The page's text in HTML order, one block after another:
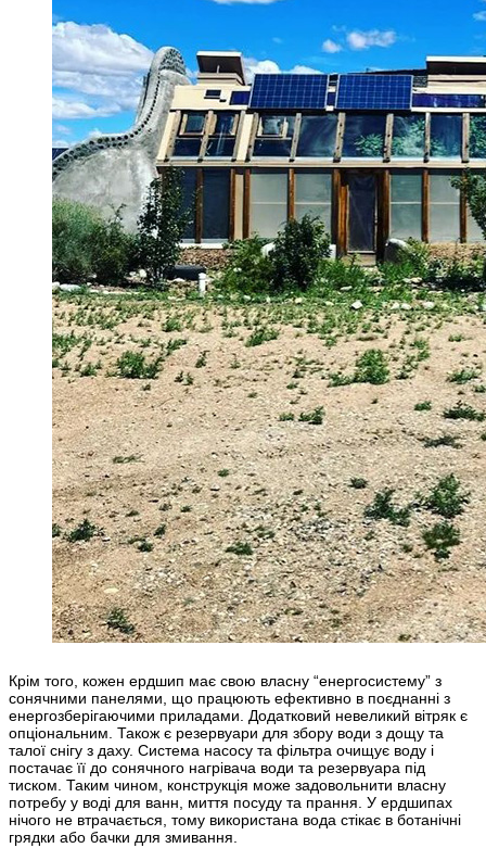
Крім того, кожен ердшип має свою власну “енергосистему” з
сонячними панелями, що працюють ефективно в поєднанні з
енергозберігаючими приладами. Додатковий невеликий вітряк є
опціональним. Також є резервуари для збору води з дощу та
талої снігу з даху. Система насосу та фільтра очищує воду і
постачає її до сонячного нагрівача води та резервуара під
тиском. Таким чином, конструкція може задовольнити власну
потребу у воді для ванн, миття посуду та прання. У ердшипах
нічого не втрачається, тому використана вода стікає в ботанічні
грядки або бачки для змивання.